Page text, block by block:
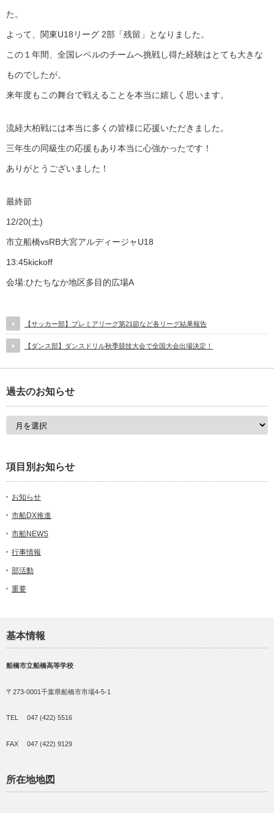
た。
よって、関東U18リーグ 2部「残留」となりました。
この１年間、全国レベルのチームへ挑戦し得た経験はとても大きな
ものでしたが。
来年度もこの舞台で戦えることを本当に嬉しく思います。
流経大柏戦には本当に多くの皆様に応援いただきました。
三年生の同級生の応援もあり本当に心強かったです！
ありがとうございました！
最終節
12/20(土)
市立船橋vsRB大宮アルディージャU18
13:45kickoff
会場:ひたちなか地区多目的広場A
【サッカー部】プレミアリーグ第21節など各リーグ結果報告
【ダンス部】ダンスドリル秋季競技大会で全国大会出場決定！
過去のお知らせ
項目別お知らせ
お知らせ
市船DX推進
市船NEWS
行事情報
部活動
重要
基本情報
船橋市立船橋高等学校
〒273-0001千葉県船橋市市場4-5-1
TEL 047 (422) 5516
FAX 047 (422) 9129
所在地地図